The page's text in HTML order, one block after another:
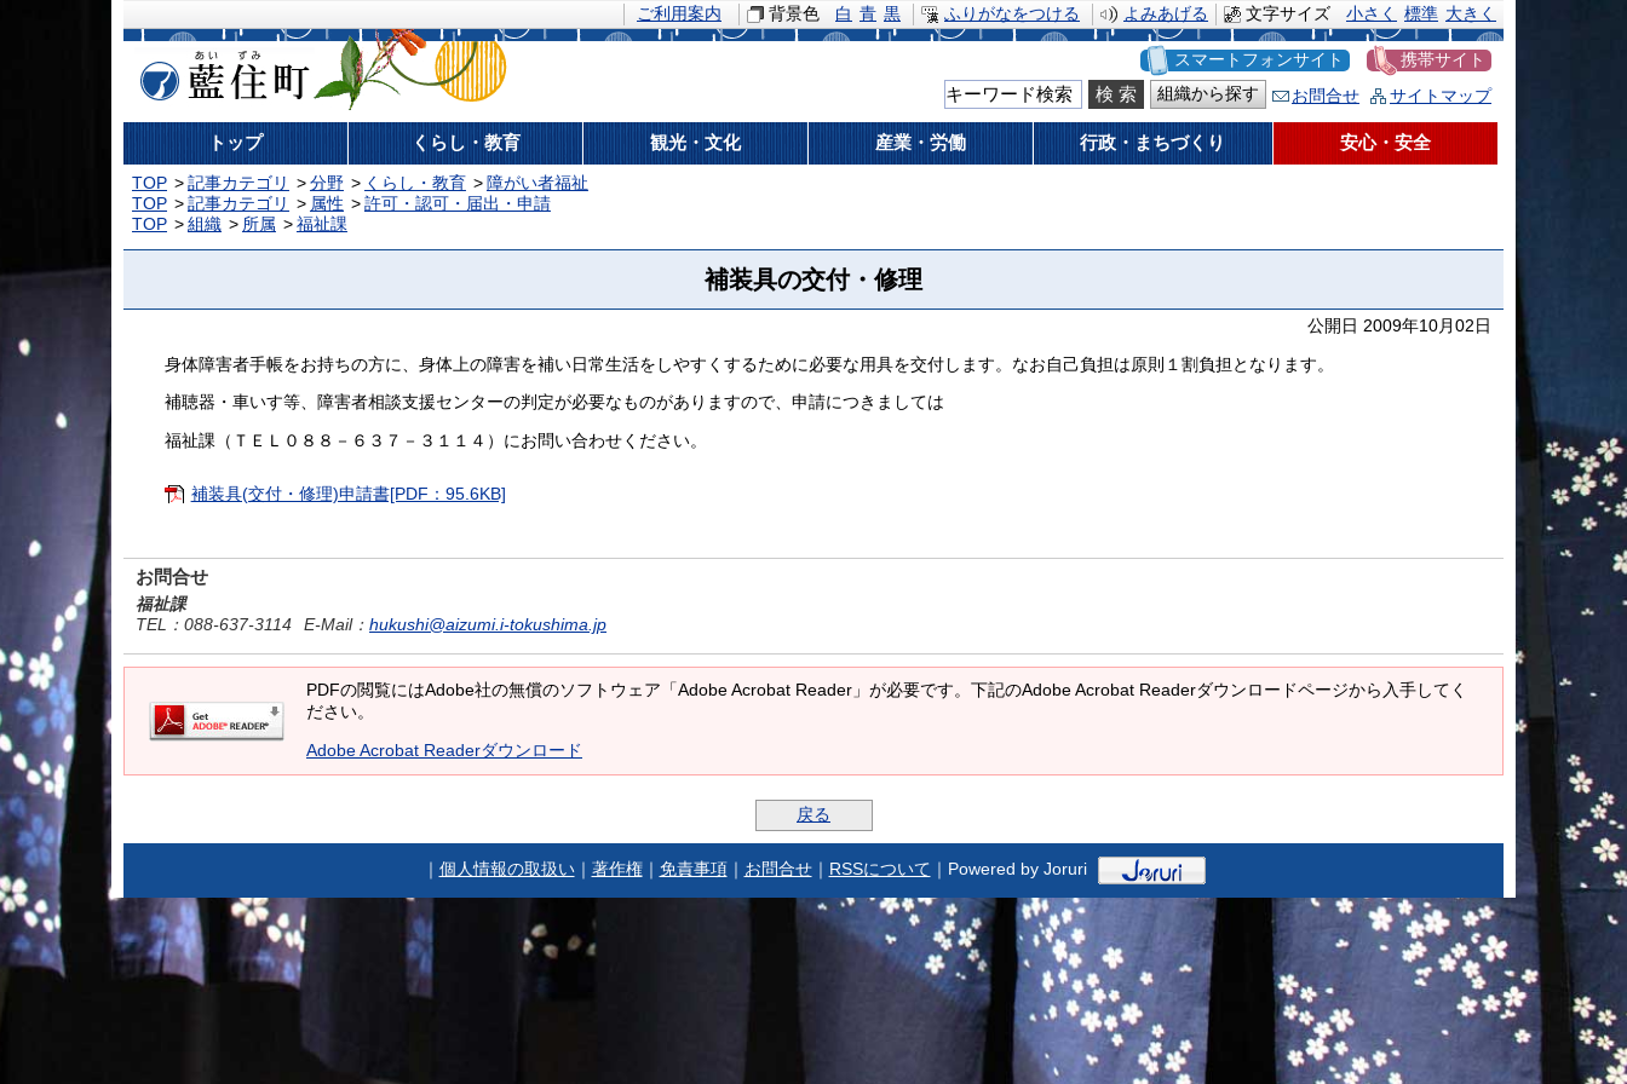
文字サイズ 小さく 標準 大きく
ご利用案内 背景色 白 青 黒 ふりがなをつける よみあげる
藍住町
スマートフォンサイト
携帯サイト
組織から探す
お問合せ サイトマップ
トップ くらし・教育 観光・文化 産業・労働 行政・まちづくり 安心・安全
TOP 記事カテゴリ 分野 くらし・教育
障がい者福祉
TOP
記事カテゴリ 属性
許可・認可・届出・申請
TOP
組織 所属 福祉課
補装具の交付・修理
公開日 2009年10月02日
身体障害者手帳をお持ちの方に、身体上の障害を補い日常生活をしやすくするために必要な用具を交付します。なお自己負担は原則１割負担となります。
補聴器・車いす等、障害者相談支援センターの判定が必要なものがありますので、申請につきましては
福祉課（ＴＥＬ０８８－６３７－３１１４）にお問い合わせください。
補装具(交付・修理)申請書[PDF：95.6KB]
お問合せ
福祉課
TEL ：088-637-3114 E-Mail： hukushi@aizumi.i-tokushima.jp
PDFの閲覧にはAdobe社の無償のソフトウェア「Adobe Acrobat Reader」が必要です。下記のAdobe Acrobat Readerダウンロードページから入手してく
ださい。
Adobe Acrobat Readerダウンロード
戻る
個人情報の取扱い｜ 著作権｜ 免責事項 お問合せ｜ RSSについて ｜Powered by Joruri